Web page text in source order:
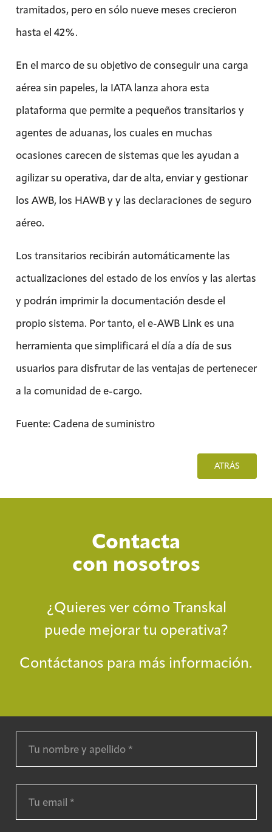
tramitados, pero en sólo nueve meses crecieron
hasta el 42%.
En el marco de su objetivo de conseguir una carga
aérea sin papeles, la IATA lanza ahora esta
plataforma que permite a pequeños transitarios y
agentes de aduanas, los cuales en muchas
ocasiones carecen de sistemas que les ayudan a
agilizar su operativa, dar de alta, enviar y gestionar
los AWB, los HAWB y y las declaraciones de seguro
aéreo.
Los transitarios recibirán automáticamente las
actualizaciones del estado de los envíos y las alertas
y podrán imprimir la documentación desde el
propio sistema. Por tanto, el e-AWB Link es una
herramienta que simplificará el día a día de sus
usuarios para disfrutar de las ventajas de pertenecer
a la comunidad de e-cargo.
Fuente: Cadena de suministro
ATRÁS
Contacta
con nosotros
¿Quieres ver cómo Transkal
puede mejorar tu operativa?
Contáctanos para más información.